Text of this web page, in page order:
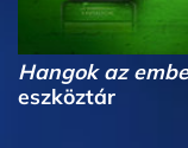
Hangok az
eszköztár